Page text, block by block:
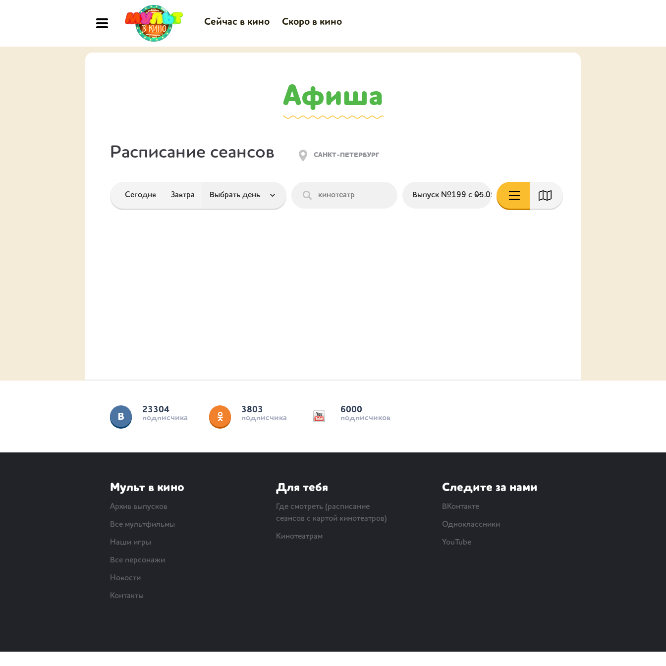
Сейчас в кино Скоро в кино
Афиша
Расписание сеансов
Сегодня Завтра
23304
подписчика
3803
подписчика
6000
подписчиков
Мульт в кино
Архив выпусков
Все мультфильмы
Наши игры
Все персонажи
Новости
Контакты
Для тебя
Где смотреть (расписание
сеансов с картой кинотеатров)
Кинотеатрам
Следите за нами
ВКонтакте
Одноклассники
YouTube